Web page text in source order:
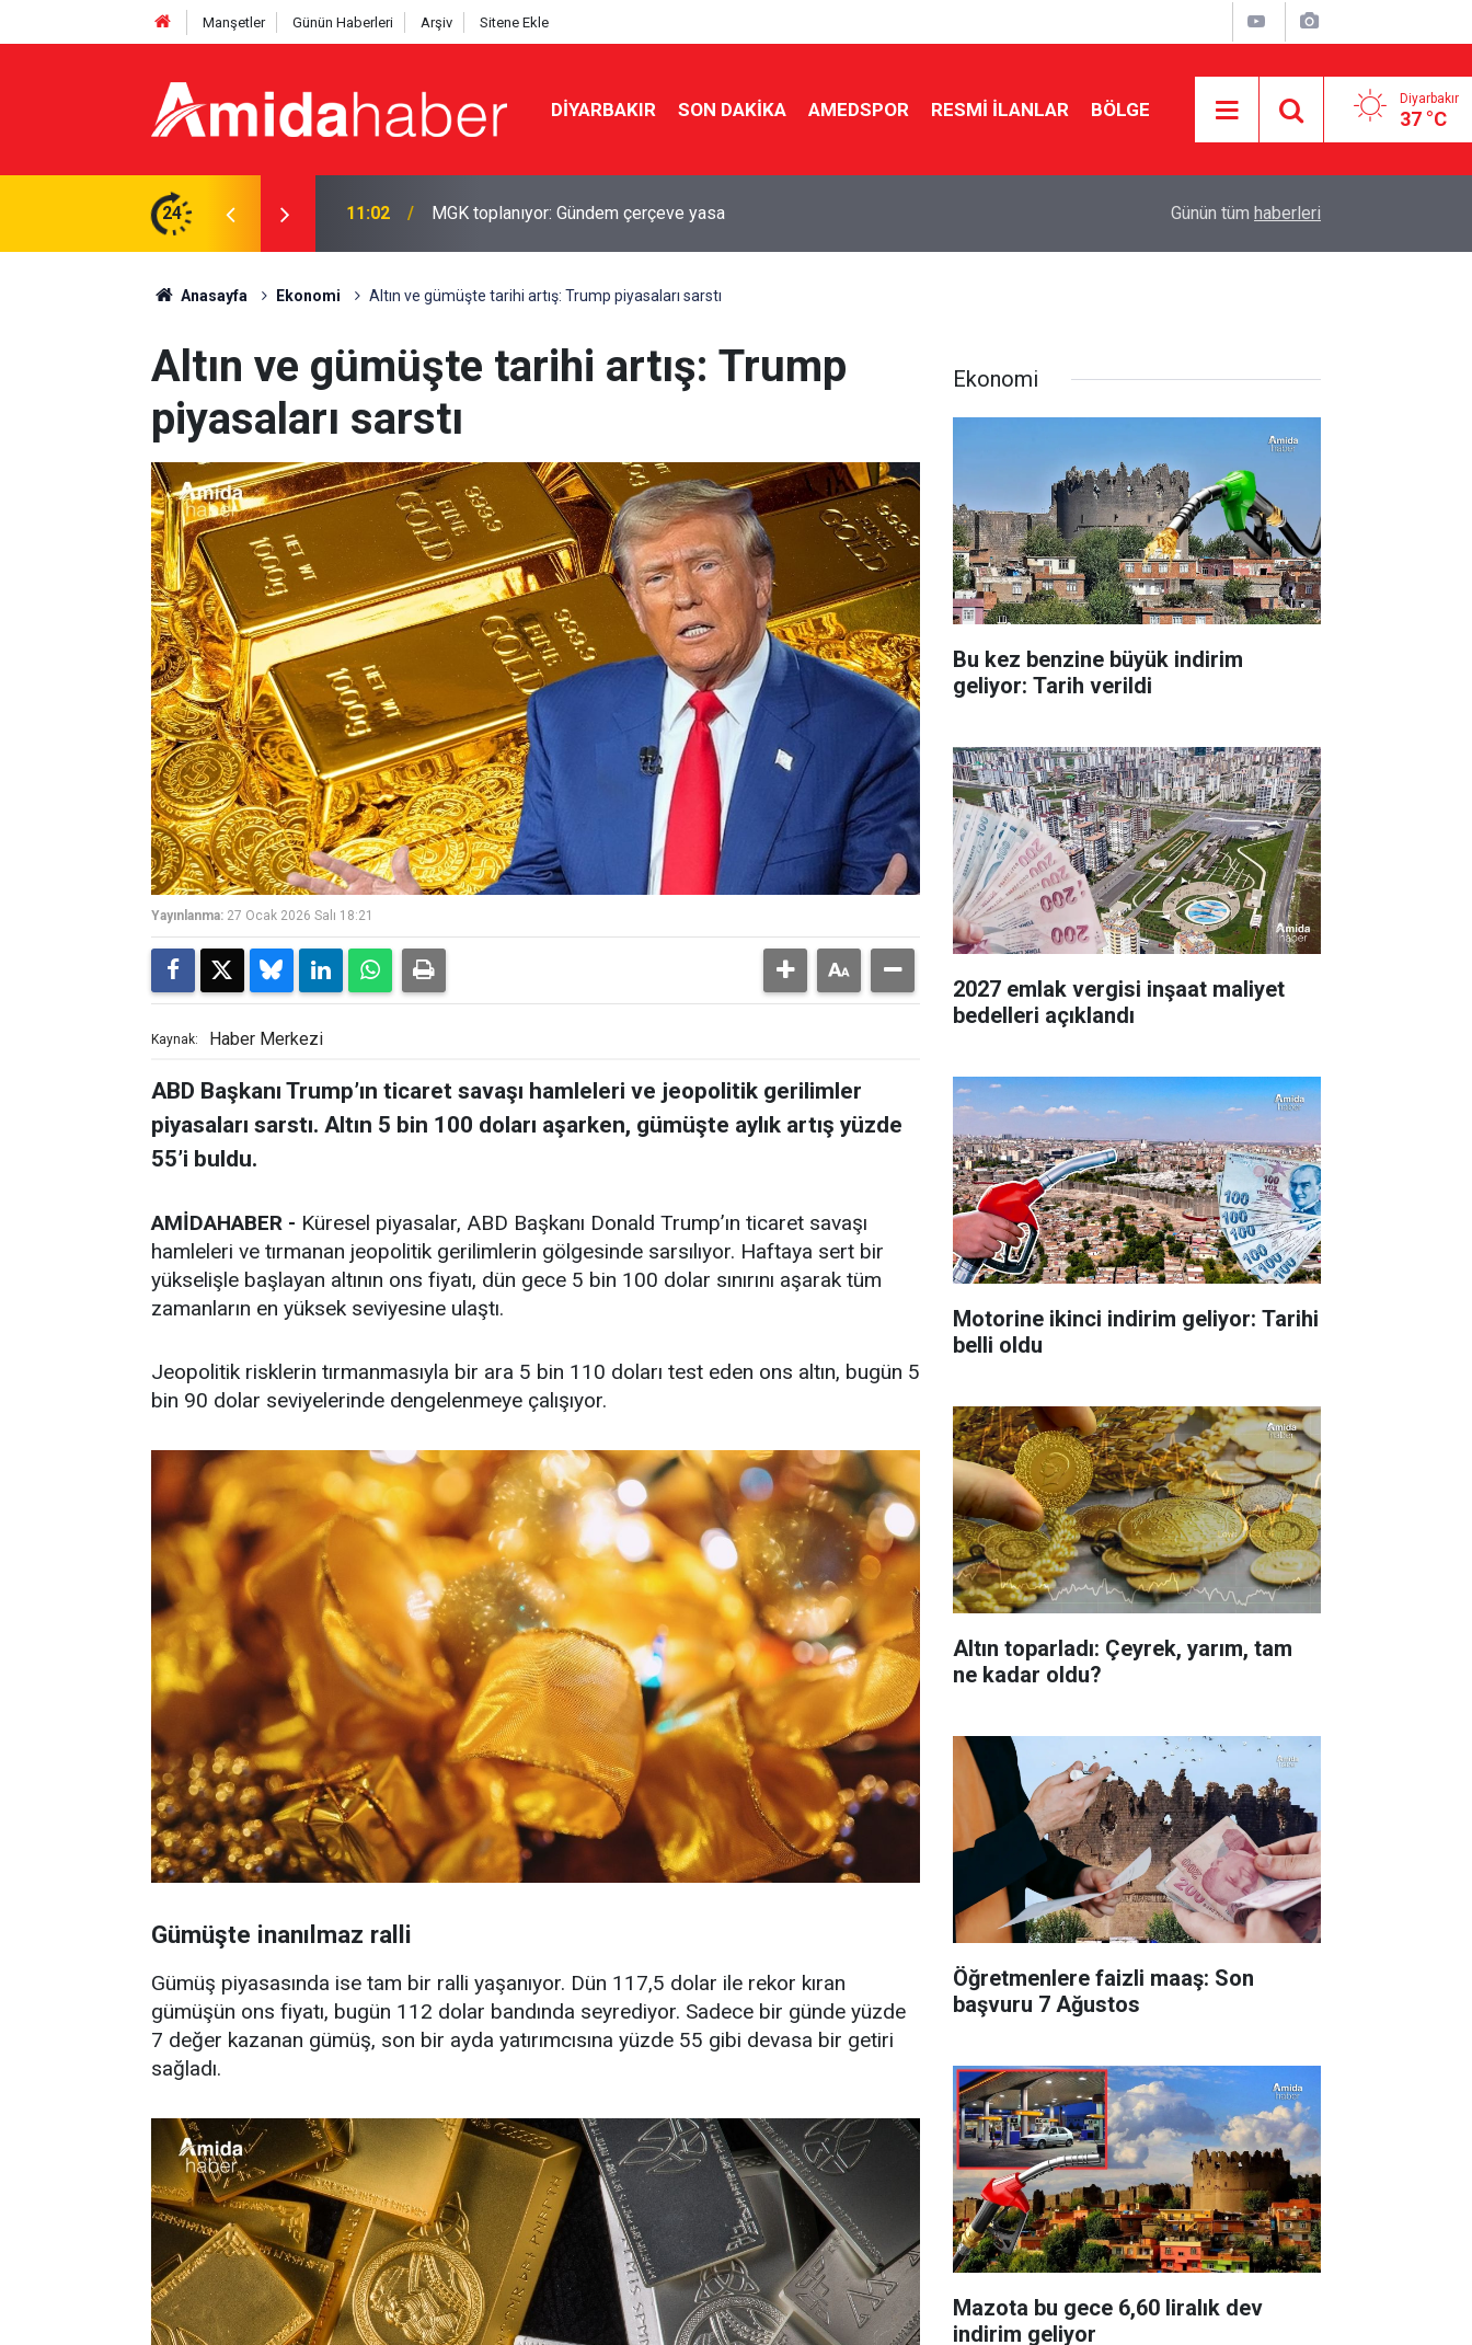
Manşetler Günün Haberleri Arşiv Sitene Ekle
DIYARBAKIR SON DAKIKA AMEDSPOR RESMI İLANLAR BÖLGE Diyarbakır
37 °C
24 10:55 Komisyondan geçti: Korucuların maaşı artıyor Diyarbakır’daki hastanenin statüsü yükseltildi
Günün tüm haberleri
Anasayfa Ekonomi Altın ve gümüşte tarihi artış: Trump piyasaları sarstı
Altın ve gümüşte tarihi artış: Trump
piyasaları sarstı
Yayınlanma: 27 Ocak 2026 Salı 18:21
Kaynak: Haber Merkezi
ABD Başkanı Trump’ın ticaret savaşı hamleleri ve jeopolitik gerilimler
piyasaları sarstı. Altın 5 bin 100 doları aşarken, gümüşte aylık artış yüzde
55’i buldu.
AMİDAHABER - Küresel piyasalar, ABD Başkanı Donald Trump’ın ticaret savaşı
hamleleri ve tırmanan jeopolitik gerilimlerin gölgesinde sarsılıyor. Haftaya sert bir
yükselişle başlayan altının ons fiyatı, dün gece 5 bin 100 dolar sınırını aşarak tüm
zamanların en yüksek seviyesine ulaştı.
Jeopolitik risklerin tırmanmasıyla bir ara 5 bin 110 doları test eden ons altın, bugün 5
bin 90 dolar seviyelerinde dengelenmeye çalışıyor.
Gümüşte inanılmaz ralli
Gümüş piyasasında ise tam bir ralli yaşanıyor. Dün 117,5 dolar ile rekor kıran
gümüşün ons fiyatı, bugün 112 dolar bandında seyrediyor. Sadece bir günde yüzde
7 değer kazanan gümüş, son bir ayda yatırımcısına yüzde 55 gibi devasa bir getiri
sağladı.
Ekonomi
Bu kez benzine büyük indirim
geliyor: Tarih verildi
2027 emlak vergisi inşaat maliyet
bedelleri açıklandı
Motorine ikinci indirim geliyor: Tarihi
belli oldu
Altın toparladı: Çeyrek, yarım, tam
ne kadar oldu?
Öğretmenlere faizli maaş: Son
başvuru 7 Ağustos
Mazota bu gece 6,60 liralık dev
indirim geliyor